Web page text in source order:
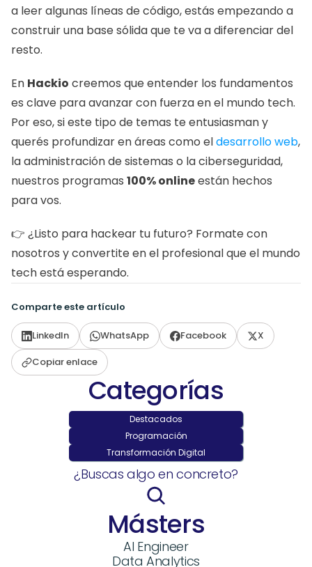
a leer algunas líneas de código, estás empezando a
construir una base sólida que te va a diferenciar del
resto.
En Hackio creemos que entender los fundamentos
es clave para avanzar con fuerza en el mundo tech.
Por eso, si este tipo de temas te entusiasman y
querés profundizar en áreas como el desarrollo web,
la administración de sistemas o la ciberseguridad,
nuestros programas 100% online están hechos
para vos.
👉 ¿Listo para hackear tu futuro? Formate con
nosotros y convertite en el profesional que el mundo
tech está esperando.
Comparte este artículo
LinkedIn WhatsApp Facebook
X
Copiar enlace
Categorías
Destacados
Programación
Transformación Digital
¿Buscas algo en concreto?
Másters
AI Engineer
Data Analytics